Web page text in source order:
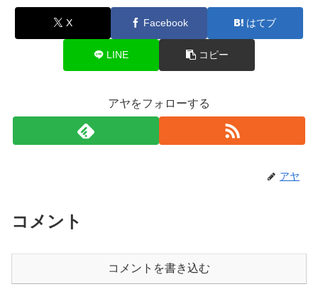
X Facebook はてブ
LINE コピー
アヤをフォローする
アヤ
コメント
コメントを書き込む